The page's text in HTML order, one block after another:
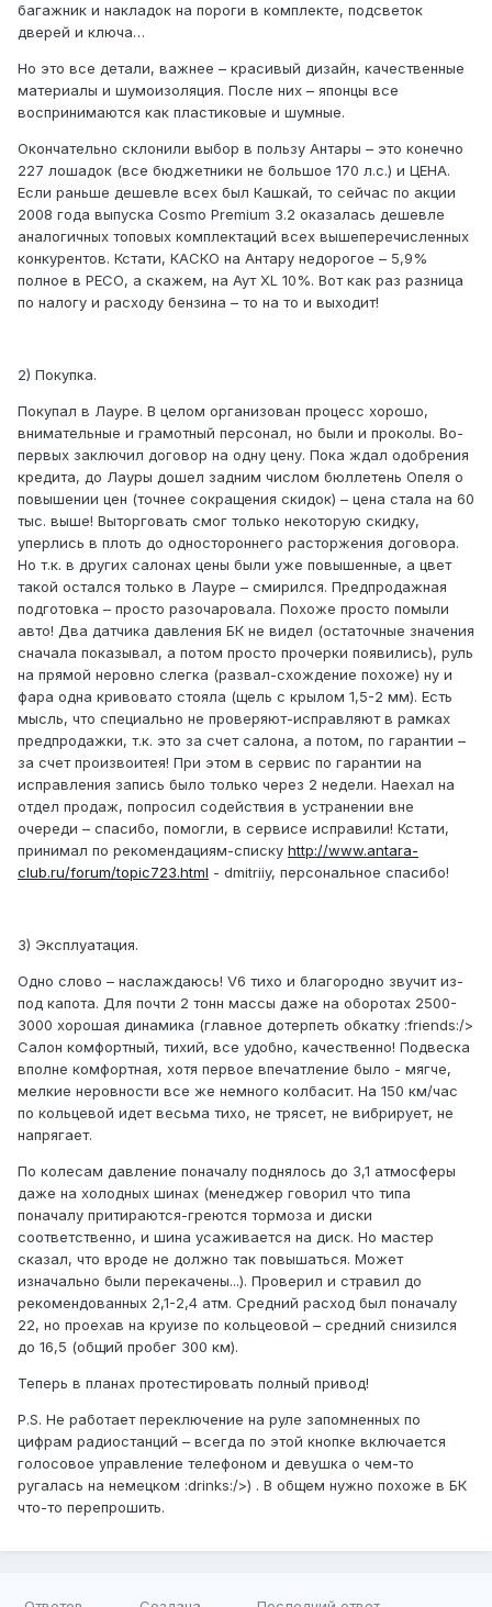
багажник и накладок на пороги в комплекте, подсветок
дверей и ключа…
Но это все детали, важнее – красивый дизайн, качественные
материалы и шумоизоляция. После них – японцы все
воспринимаются как пластиковые и шумные.
Окончательно склонили выбор в пользу Антары – это конечно
227 лошадок (все бюджетники не большое 170 л.с.) и ЦЕНА.
Если раньше дешевле всех был Кашкай, то сейчас по акции
2008 года выпуска Сosmo Premium 3.2 оказалась дешевле
аналогичных топовых комплектаций всех вышеперечисленных
конкурентов. Кстати, КАСКО на Антару недорогое – 5,9%
полное в РЕСО, а скажем, на Аут XL 10%. Вот как раз разница
по налогу и расходу бензина – то на то и выходит!
2) Покупка.
Покупал в Лауре. В целом организован процесс хорошо,
внимательные и грамотный персонал, но были и проколы. Во-
первых заключил договор на одну цену. Пока ждал одобрения
кредита, до Лауры дошел задним числом бюллетень Опеля о
повышении цен (точнее сокращения скидок) – цена стала на 60
тыс. выше! Выторговать смог только некоторую скидку,
уперлись в плоть до одностороннего расторжения договора.
Но т.к. в других салонах цены были уже повышенные, а цвет
такой остался только в Лауре – смирился. Предпродажная
подготовка – просто разочаровала. Похоже просто помыли
авто! Два датчика давления БК не видел (остаточные значения
сначала показывал, а потом просто прочерки появились), руль
на прямой неровно слегка (развал-схождение похоже) ну и
фара одна кривовато стояла (щель с крылом 1,5-2 мм). Есть
мысль, что специально не проверяют-исправляют в рамках
предпродажки, т.к. это за счет салона, а потом, по гарантии –
за счет произвоитея! При этом в сервис по гарантии на
исправления запись было только через 2 недели. Наехал на
отдел продаж, попросил содействия в устранении вне
очереди – спасибо, помогли, в сервисе исправили! Кстати,
принимал по рекомендациям-списку http://www.antara-
club.ru/forum/topic723.html - dmitriiy, персональное спасибо!
3) Эксплуатация.
Одно слово – наслаждаюсь! V6 тихо и благородно звучит из-
под капота. Для почти 2 тонн массы даже на оборотах 2500-
3000 хорошая динамика (главное дотерпеть обкатку :friends:/>
Салон комфортный, тихий, все удобно, качественно! Подвеска
вполне комфортная, хотя первое впечатление было - мягче,
мелкие неровности все же немного колбасит. На 150 км/час
по кольцевой идет весьма тихо, не трясет, не вибрирует, не
напрягает.
По колесам давление поначалу поднялось до 3,1 атмосферы
даже на холодных шинах (менеджер говорил что типа
поначалу притираются-греются тормоза и диски
соответственно, и шина усаживается на диск. Но мастер
сказал, что вроде не должно так повышаться. Может
изначально были перекачены...). Проверил и стравил до
рекомендованных 2,1-2,4 атм. Средний расход был поначалу
22, но проехав на круизе по кольцеовой – средний снизился
до 16,5 (общий пробег 300 км).
Теперь в планах протестировать полный привод!
P.S. Не работает переключение на руле запомненных по
цифрам радиостанций – всегда по этой кнопке включается
голосовое управление телефоном и девушка о чем-то
ругалась на немецком :drinks:/>) . В общем нужно похоже в БК
что-то перепрошить.